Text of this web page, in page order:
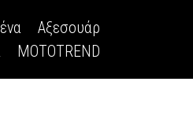
Αξεσουάρ
MOTOTREND